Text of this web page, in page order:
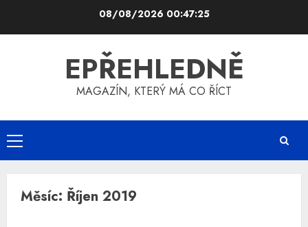
08/08/2026 00:47:25
EPŘEHLEDNĚ
MAGAZÍN, KTERÝ MÁ CO ŘÍCT
Primary
Menu
Měsíc: Říjen 2019